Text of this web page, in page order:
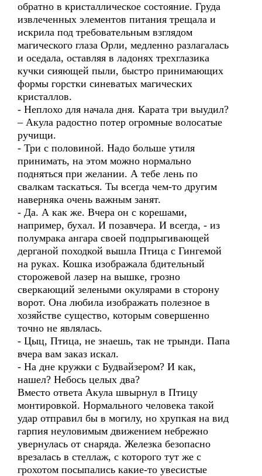
обратно в кристаллическое состояние. Груда
извлеченных элементов питания трещала и
искрила под требовательным взглядом
магического глаза Орли, медленно разлагалась
и оседала, оставляя в ладонях трехглазика
кучки сияющей пыли, быстро принимающих
формы горстки синеватых магических
кристаллов.
- Неплохо для начала дня. Карата три выудил?
– Акула радостно потер огромные волосатые
ручищи.
- Три с половиной. Надо больше утиля
принимать, на этом можно нормально
подняться при желании. А тебе лень по
свалкам таскаться. Ты всегда чем-то другим
наверняка очень важным занят.
- Да. А как же. Вчера он с корешами,
например, бухал. И позавчера. И всегда, - из
полумрака ангара своей подпрыгивающей
дерганой походкой вышла Птица с Гингемой
на руках. Кошка изображала бдительный
сторожевой лазер на вышке, грозно
сверкающий зелеными окулярами в сторону
ворот. Она любила изображать полезное в
хозяйстве существо, которым совершенно
точно не являлась.
- Цыц, Птица, не знаешь, так не трынди. Папа
вчера вам заказ искал.
- На дне кружки с Будвайзером? И как,
нашел? Небось целых два?
Вместо ответа Акула швырнул в Птицу
монтировкой. Нормального человека такой
удар отправил бы в могилу, но хрупкая на вид
гарпия неуловимым движением небрежно
увернулась от снаряда. Железка безопасно
врезалась в стеллаж, с которого тут же с
грохотом посыпались какие-то увесистые